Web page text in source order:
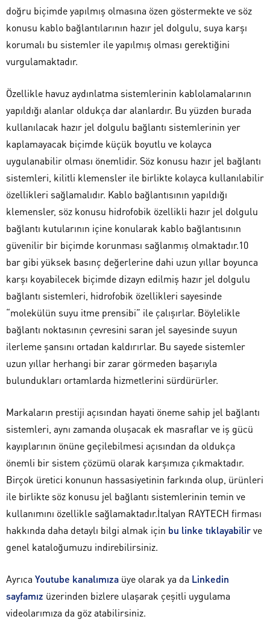
doğru biçimde yapılmış olmasına özen göstermekte ve söz
konusu kablo bağlantılarının hazır jel dolgulu, suya karşı
korumalı bu sistemler ile yapılmış olması gerektiğini
vurgulamaktadır.
Özellikle havuz aydınlatma sistemlerinin kablolamalarının
yapıldığı alanlar oldukça dar alanlardır. Bu yüzden burada
kullanılacak hazır jel dolgulu bağlantı sistemlerinin yer
kaplamayacak biçimde küçük boyutlu ve kolayca
uygulanabilir olması önemlidir. Söz konusu hazır jel bağlantı
sistemleri, kilitli klemensler ile birlikte kolayca kullanılabilir
özellikleri sağlamalıdır. Kablo bağlantısının yapıldığı
klemensler, söz konusu hidrofobik özellikli hazır jel dolgulu
bağlantı kutularının içine konularak kablo bağlantısının
güvenilir bir biçimde korunması sağlanmış olmaktadır.10
bar gibi yüksek basınç değerlerine dahi uzun yıllar boyunca
karşı koyabilecek biçimde dizayn edilmiş hazır jel dolgulu
bağlantı sistemleri, hidrofobik özellikleri sayesinde
“molekülün suyu itme prensibi” ile çalışırlar. Böylelikle
bağlantı noktasının çevresini saran jel sayesinde suyun
ilerleme şansını ortadan kaldırırlar. Bu sayede sistemler
uzun yıllar herhangi bir zarar görmeden başarıyla
bulundukları ortamlarda hizmetlerini sürdürürler.
Markaların prestiji açısından hayati öneme sahip jel bağlantı
sistemleri, aynı zamanda oluşacak ek masraflar ve iş gücü
kayıplarının önüne geçilebilmesi açısından da oldukça
önemli bir sistem çözümü olarak karşımıza çıkmaktadır.
Birçok üretici konunun hassasiyetinin farkında olup, ürünleri
ile birlikte söz konusu jel bağlantı sistemlerinin temin ve
kullanımını özellikle sağlamaktadır.İtalyan RAYTECH firması
hakkında daha detaylı bilgi almak için bu linke tıklayabilirve
genel kataloğumuzu indirebilirsiniz.
Ayrıca Youtube kanalımıza üye olarak ya da Linkedin
sayfamız üzerinden bizlere ulaşarak çeşitli uygulama
videolarımıza da göz atabilirsiniz.